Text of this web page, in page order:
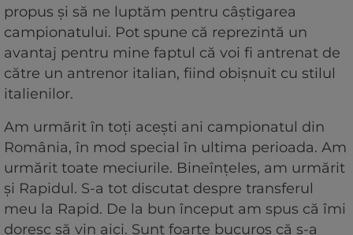
propus și să ne luptăm pentru câștigarea
campionatului. Pot spune că reprezintă un
avantaj pentru mine faptul că voi fi antrenat de
către un antrenor italian, fiind obișnuit cu stilul
italienilor.
Am urmărit în toți acești ani campionatul din
România, în mod special în ultima perioada. Am
urmărit toate meciurile. Bineînțeles, am urmărit
și Rapidul. S-a tot discutat despre transferul
meu la Rapid. De la bun început am spus că îmi
doresc să vin aici. Sunt foarte bucuros că s-a